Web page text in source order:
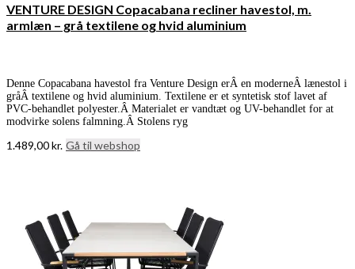
VENTURE DESIGN Copacabana recliner havestol, m.
armlæn – grå textilene og hvid aluminium
Denne Copacabana havestol fra Venture Design erÂ en moderneÂ lænestol i
gråÂ textilene og hvid aluminium. Textilene er et syntetisk stof lavet af
PVC-behandlet polyester.Â Materialet er vandtæt og UV-behandlet for at
modvirke solens falmning.Â Stolens ryg
1.489,00kr. Gå til webshop